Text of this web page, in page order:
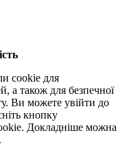
cookie для
а також для безпечної
Ви можете увійти до
кнопку
Докладніше можна
.